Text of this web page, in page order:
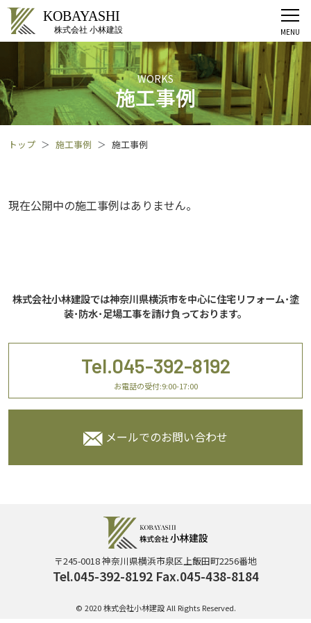
WORKS
施工事例
トップ 施工事例 施工事例
現在公開中の施工事例はありません。
株式会社小林建設では神奈川県横浜市を中心に住宅リフォーム･塗
装･防水･足場工事を請け負っております。
Tel.045-392-8192
お電話の受付:9:00-17:00
メールでのお問い合わせ
〒245-0018 神奈川県横浜市泉区上飯田町2256番地
Tel.045-392-8192 Fax.045-438-8184
© 2020 株式会社小林建設 All Rights Reserved.